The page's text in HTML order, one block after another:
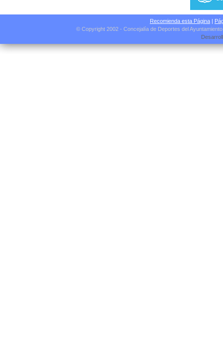
Recomienda esta Página |
© Copyright 2002 - Concejalía de Deportes del